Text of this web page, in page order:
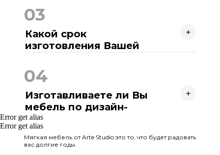
конечно же ткань кровати. Кроме этого мы
сделаем под Вас высоту и ширину изголовья, а
также толщину и высоту царг. В итоге Вы
получите уникальную кровать четко под Ваш
запрос!
03
Какой срок
изготовления Вашей
+
04
Изготавливаете ли Вы
мебель по дизайн-
проекту?
+
Да, конечно! Мы тесно сотрудничаем с
дизайнерами интерьеров и большое
количество заказов делаем именно по дизайн-
проектам. Кроме этого вы можете
Error get alias
Error get alias
Мягкая мебель от Arte Studio это то, что будет радовать
вас долгие годы.